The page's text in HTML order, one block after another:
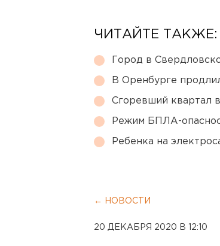
ЧИТАЙТЕ ТАКЖЕ:
Город в
В Оренбурге
Сгоревший квартал
Режим БПЛА-
Ребенка на
← НОВОСТИ
20 ДЕКАБРЯ 2020 В 12:10